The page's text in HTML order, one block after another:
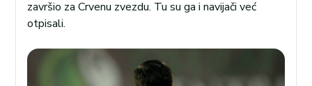
završio za Crvenu zvezdu. Tu su ga i navijači već
otpisali.